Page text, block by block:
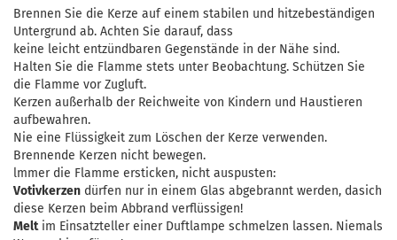
Brennen Sie die Kerze auf einem stabilen und hitzebeständigen
Untergrund ab. Achten Sie darauf, dass
keine leicht entzündbaren Gegenstände in der Nähe sind.
Halten Sie die Flamme stets unter Beobachtung. Schützen Sie
die Flamme vor Zugluft.
Kerzen außerhalb der Reichweite von Kindern und Haustieren
aufbewahren.
Nie eine Flüssigkeit zum Löschen der Kerze verwenden.
Brennende Kerzen nicht bewegen.
lmmer die Flamme ersticken, nicht auspusten:
Votivkerzen dürfen nur in einem Glas abgebrannt werden, dasich
diese Kerzen beim Abbrand verflüssigen!
Meltim Einsatzteller einer Duftlampe schmelzen lassen. Niemals